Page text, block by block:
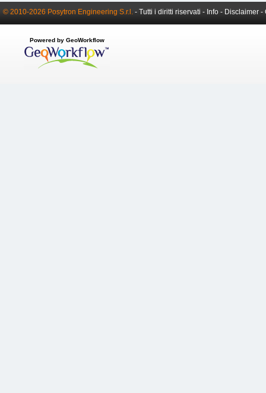
© 2010-2026 Posytron Engineering S.r.l. - Tutti i diritti riservati - Info - Disclaimer -
Powered by GeoWorkflow